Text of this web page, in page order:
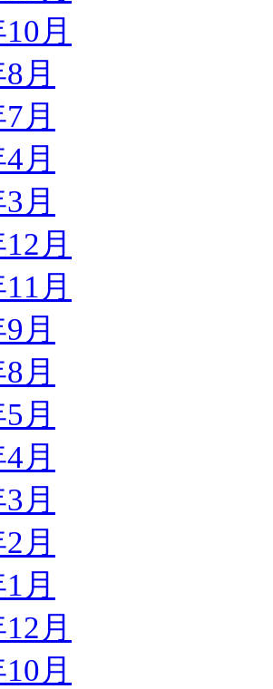
月
月
月
月
月
月
月
月
月
月
月
月
月
月
月
月